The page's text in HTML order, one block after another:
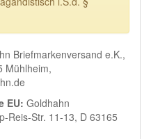
Briefmarkenversand e.K.,
Mühlheim,
EU: Goldhahn
Reis-Str. 11-13, D 63165